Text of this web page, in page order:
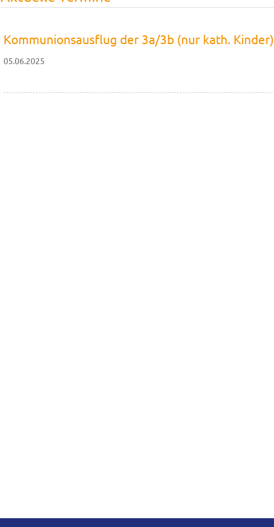
Kommunionsausflug der 3a/3b (nur kath. Kinder)
05.06.2025